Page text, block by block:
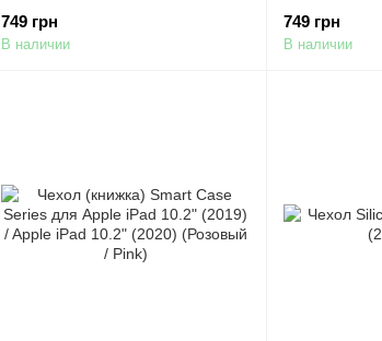
(Розовый / Hot Pink)
749 грн
В наличии
(Темно-синий)
749 грн
В наличии